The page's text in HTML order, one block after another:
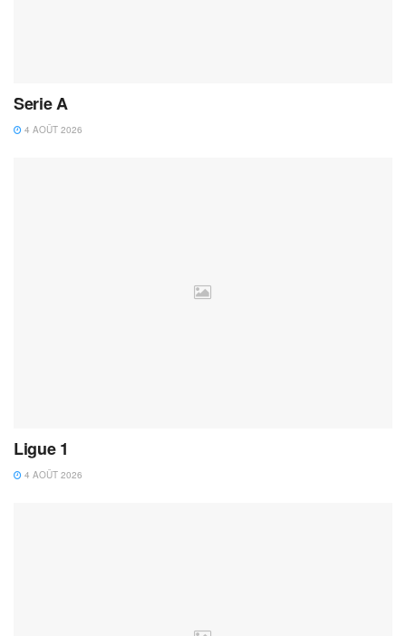
Serie A
4 AOÛT 2026
Ligue 1
4 AOÛT 2026